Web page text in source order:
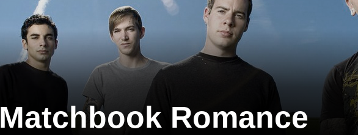
Matchbook Romance